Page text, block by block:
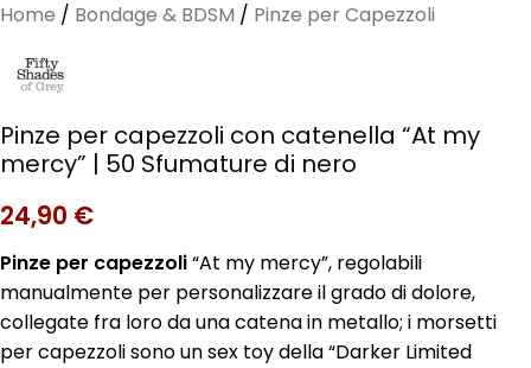
Home / Bondage & BDSM / Pinze per Capezzoli
Pinze per capezzoli con catenella “At my
mercy” | 50 Sfumature di nero
24,90 €
Pinze per capezzoli“At my mercy”, regolabili
manualmente per personalizzare il grado di dolore,
collegate fra loro da una catena in metallo; i morsetti
per capezzoli sono un sex toy della “Darker Limited